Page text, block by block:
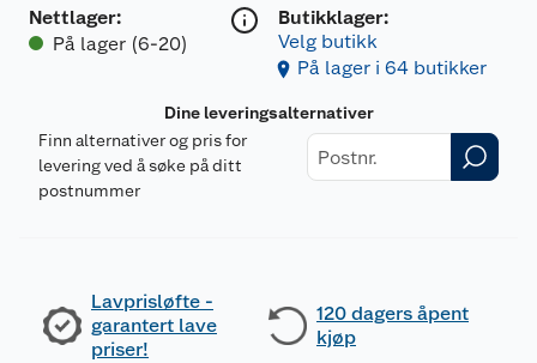
Nettlager:
På lager (6-20)
Butikklager:
Velg butikk
På lager i 64 butikker
Dine leveringsalternativer
Finn alternativer og pris for
levering ved å søke på ditt
postnummer
Lavprisløfte -
garantert lave
priser!
120 dagers åpent
kjøp